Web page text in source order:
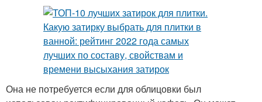
Она не потребуется если для облицовки был